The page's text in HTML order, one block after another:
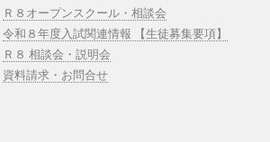
Ｒ８オープンスクール・相談会
令和８年度入試関連情報 【生徒募集要項】
Ｒ８ 相談会・説明会
資料請求・お問合せ